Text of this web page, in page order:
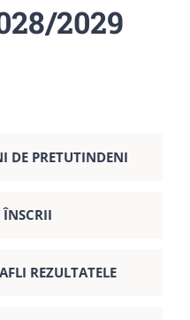
2029
DE PRETUTINDENI
ÎNSCRII
REZULTATELE